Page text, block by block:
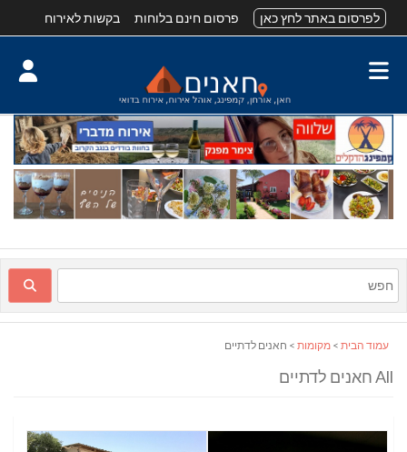
לפרסום באתר לחץ כאן פרסום חינם בלוחות בקשות לאירוח
עמוד הבית > מקומות > חאנים לדתיים
All חאנים לדתיים